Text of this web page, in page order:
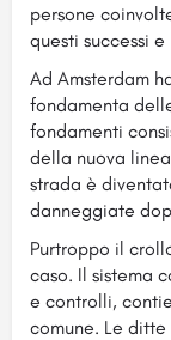
persone
questi successi
Ad Amsterdam
fondamenta
fondamenti
della nuova
strada è
danneggiate
Purtroppo il
caso. Il sistema
e controlli,
comune. Le